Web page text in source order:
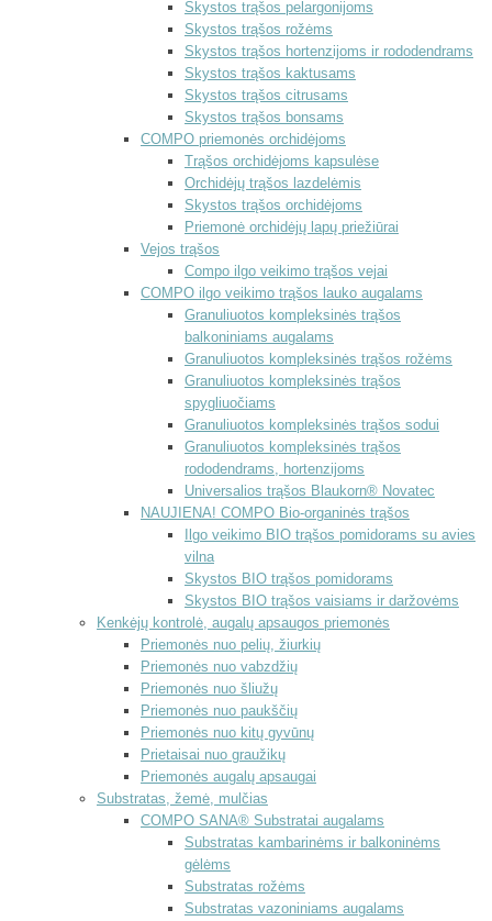
Skystos trąšos pelargonijoms
Skystos trąšos rožėms
Skystos trąšos hortenzijoms ir rododendrams
Skystos trąšos kaktusams
Skystos trąšos citrusams
Skystos trąšos bonsams
COMPO priemonės orchidėjoms
Trąšos orchidėjoms kapsulėse
Orchidėjų trąšos lazdelėmis
Skystos trąšos orchidėjoms
Priemonė orchidėjų lapų priežiūrai
Vejos trąšos
Compo ilgo veikimo trąšos vejai
COMPO ilgo veikimo trąšos lauko augalams
Granuliuotos kompleksinės trąšos
balkoniniams augalams
Granuliuotos kompleksinės trąšos rožėms
Granuliuotos kompleksinės trąšos
spygliuočiams
Granuliuotos kompleksinės trąšos sodui
Granuliuotos kompleksinės trąšos
rododendrams, hortenzijoms
Universalios trąšos Blaukorn® Novatec
NAUJIENA! COMPO Bio-organinės trąšos
Ilgo veikimo BIO trąšos pomidorams su avies
vilna
Skystos BIO trąšos pomidorams
Skystos BIO trąšos vaisiams ir daržovėms
Kenkėjų kontrolė, augalų apsaugos priemonės
Priemonės nuo pelių, žiurkių
Priemonės nuo vabzdžių
Priemonės nuo šliužų
Priemonės nuo paukščių
Priemonės nuo kitų gyvūnų
Prietaisai nuo graužikų
Priemonės augalų apsaugai
Substratas, žemė, mulčias
COMPO SANA® Substratai augalams
Substratas kambarinėms ir balkoninėms
gėlėms
Substratas rožėms
Substratas vazoniniams augalams